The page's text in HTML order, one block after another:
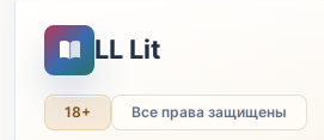
LL Lit
18+ Все права защищены